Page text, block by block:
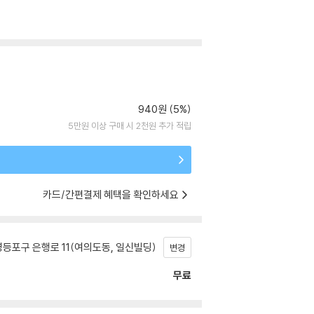
940원 (5%)
5만원 이상 구매 시 2천원 추가 적립
카드/간편결제 혜택을 확인하세요
포구 은행로 11(여의도동, 일신빌딩) 변경
무료